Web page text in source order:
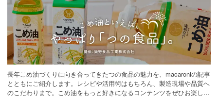
長年こめ油づくりに向き合ってきたつの食品の魅力を、macaroniの記事
とともにご紹介します。レシピや活用術はもちろん、製造現場や品質へ
のこだわりまで。こめ油をもっと好きになるコンテンツをぜひお楽しみ